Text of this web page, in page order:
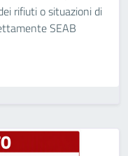
rifiuti o situazioni di
SEAB